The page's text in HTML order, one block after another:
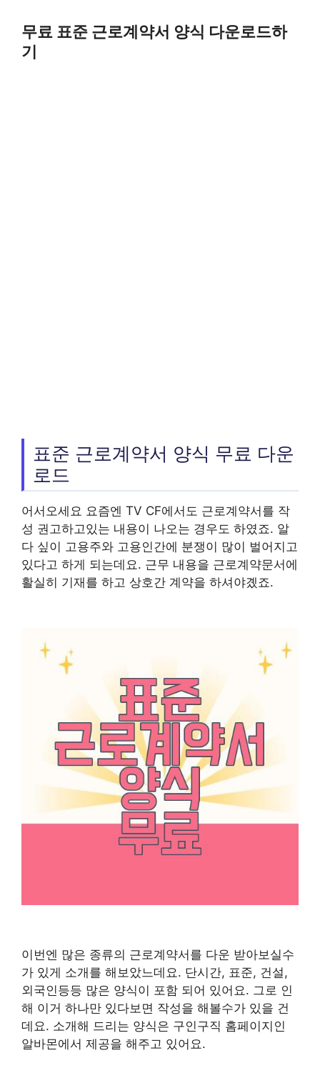
content
무료 표준 근로계약서 양식 다운로드하
기
표준 근로계약서 양식 무료 다운
로드
어서오세요 요즘엔 TV CF에서도 근로계약서를 작
성 권고하고있는 내용이 나오는 경우도 하였죠. 알
다 싶이 고용주와 고용인간에 분쟁이 많이 벌어지고
있다고 하게 되는데요. 근무 내용을 근로계약문서에
활실히 기재를 하고 상호간 계약을 하셔야곘죠.
이번엔 많은 종류의 근로계약서를 다운 받아보실수
가 있게 소개를 해보았느데요. 단시간, 표준, 건설,
외국인등등 많은 양식이 포함 되어 있어요. 그로 인
해 이거 하나만 있다보면 작성을 해볼수가 있을 건
데요. 소개해 드리는 양식은 구인구직 홈페이지인
알바몬에서 제공을 해주고 있어요.